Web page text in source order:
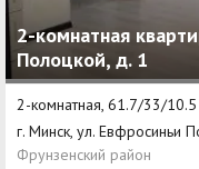
2-комнатная
Полоцкой, д. 1
2-комнатная, 61.7/33/
г. Минск, ул. Евфросиньи
Фрунзенский район